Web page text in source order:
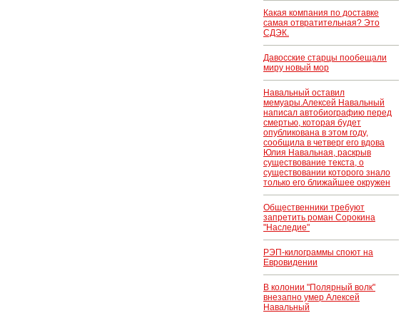
Какая компания по доставке
самая отвратительная? Это
СДЭК.
Давосские старцы пообещали
миру новый мор
Навальный оставил
мемуары.Алексей Навальный
написал автобиографию перед
смертью, которая будет
опубликована в этом году,
сообщила в четверг его вдова
Юлия Навальная, раскрыв
существование текста, о
существовании которого знало
только его ближайшее окружен
Общественники требуют
запретить роман Сорокина
"Наследие"
РЭП-килограммы споют на
Евровидении
В колонии "Полярный волк"
внезапно умер Алексей
Навальный